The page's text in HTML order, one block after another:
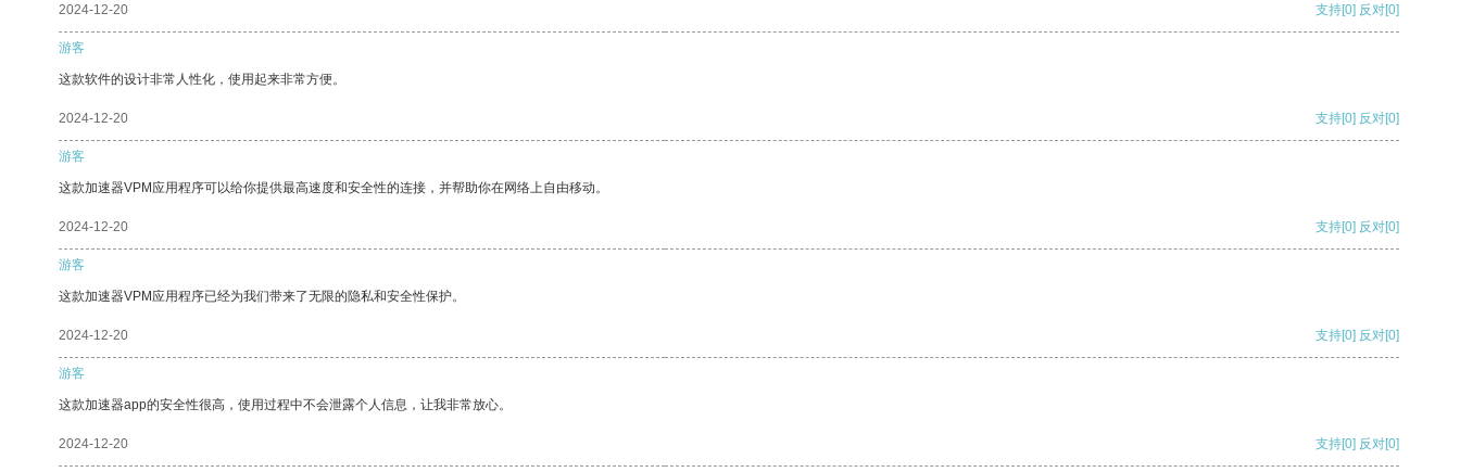
2024-12-20 支持[0] 反对[0]
游客
这款软件的设计非常人性化，使用起来非常方便。
2024-12-20 支持[0] 反对[0]
游客
这款加速器VPM应用程序可以给你提供最高速度和安全性的连接，并帮助你在网络上自由移动。
2024-12-20 支持[0] 反对[0]
游客
这款加速器VPM应用程序已经为我们带来了无限的隐私和安全性保护。
2024-12-20 支持[0] 反对[0]
游客
这款加速器app的安全性很高，使用过程中不会泄露个人信息，让我非常放心。
2024-12-20 支持[0] 反对[0]